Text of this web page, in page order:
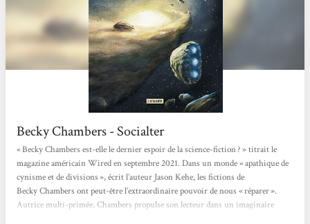
Becky Chambers - Socialter
« Becky Chambers est-elle le dernier espoir de la science-fiction ? » titrait le
magazine américain Wired en septembre 2021. Dans un monde « apathique de
cynisme et de divisions », écrit l’auteur Jason Kehe, les fictions de
Becky Chambers ont peut-être l’extraordinaire pouvoir de nous « réparer ».
Autrice multi-primée, Chambers propulse son lecteur dans un imaginaire